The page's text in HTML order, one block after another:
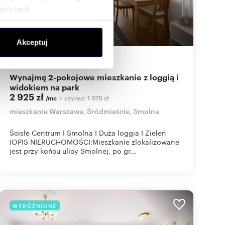
chwili.
społecznościowym,
od Ciebie lub
Akceptuj
40m 2 73zł/m
Wynajmę 2-pokojowe mieszkanie z loggią i
widokiem na park
2 925 zł /mc + czynsz: 1 075 zł
mieszkanie Warszawa, Śródmieście, Smolna
Ścisłe Centrum I Smolna I Duża loggia I Zieleń
IOPIS NIERUCHOMOŚCI:Mieszkanie zlokalizowane
jest przy końcu ulicy Smolnej, po gr...
WYRÓŻNIONE